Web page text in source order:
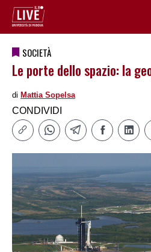
SOCIETÀ
Le porte dello spazio: la
di Mattia Sopelsa
CONDIVIDI